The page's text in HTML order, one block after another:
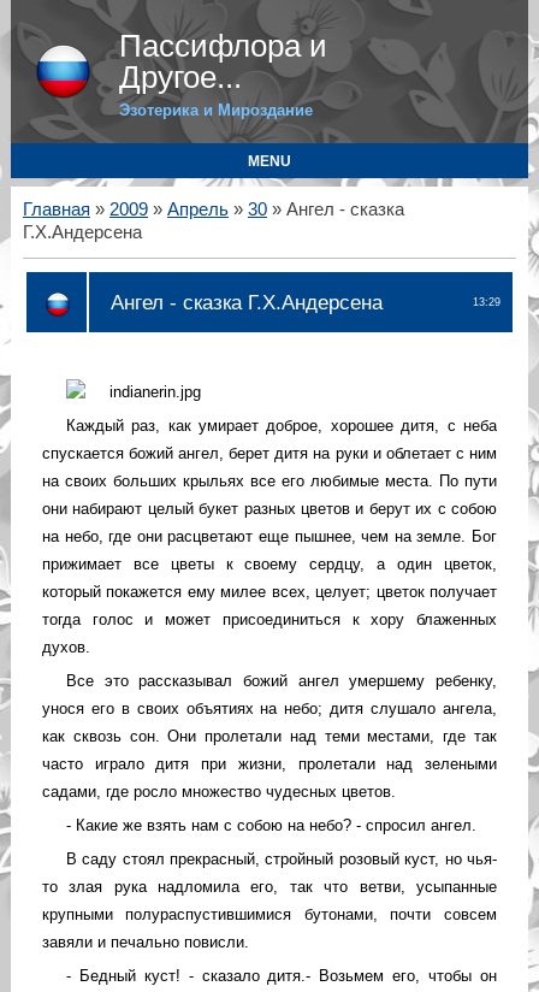
Пассифлора и
Другое...
Эзотерика и Мироздание
MENU
Главная » 2009 » Апрель » 30» Ангел - сказка
Г.Х.Андерсена
13:29
Ангел - сказка Г.Х.Андерсена
Каждый раз, как умирает доброе, хорошее дитя, с неба
спускается божий ангел, берет дитя на руки и облетает с ним
на своих больших крыльях все его любимые места. По пути
они набирают целый букет разных цветов и берут их с собою
на небо, где они расцветают еще пышнее, чем на земле. Бог
прижимает все цветы к своему сердцу, а один цветок,
который покажется ему милее всех, целует; цветок получает
тогда голос и может присоединиться к хору блаженных
духов.
Все это рассказывал божий ангел умершему ребенку,
унося его в своих объятиях на небо; дитя слушало ангела,
как сквозь сон. Они пролетали над теми местами, где так
часто играло дитя при жизни, пролетали над зелеными
садами, где росло множество чудесных цветов.
- Какие же взять нам с собою на небо? - спросил ангел.
В саду стоял прекрасный, стройный розовый куст, но чья-
то злая рука надломила его, так что ветви, усыпанные
крупными полураспустившимися бутонами, почти совсем
завяли и печально повисли.
- Бедный куст! - сказало дитя.- Возьмем его, чтобы он